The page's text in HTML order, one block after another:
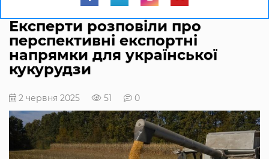
Експерти розповіли про
перспективні експортні
напрямки для української
кукурудзи
2 червня 2025 51 0